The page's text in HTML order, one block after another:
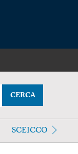
CERCA
SCEICCO